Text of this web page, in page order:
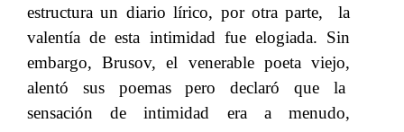
estructura un diario lírico, por otra parte, la
valentía de esta intimidad fue elogiada. Sin
embargo, Brusov, el venerable poeta viejo,
alentó sus poemas pero declaró que la
sensación de intimidad era a menudo,